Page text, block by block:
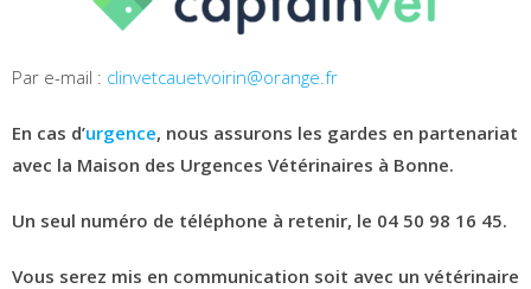
Par e-mail : clinvetcauetvoirin@orange.fr
En cas d’urgence, nous assurons les gardes en partenariat
avec la Maison des Urgences Vétérinaires à Bonne.
Un seul numéro de téléphone à retenir, le 04 50 98 16 45.
Vous serez mis en communication soit avec un vétérinaire